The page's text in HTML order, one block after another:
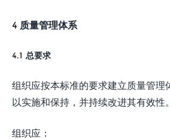
4 质量管理体系
4.1 总要求
组织应按本标准的要求建立质量管理
以实施和保持，并持续改进其有效性。
组织应：